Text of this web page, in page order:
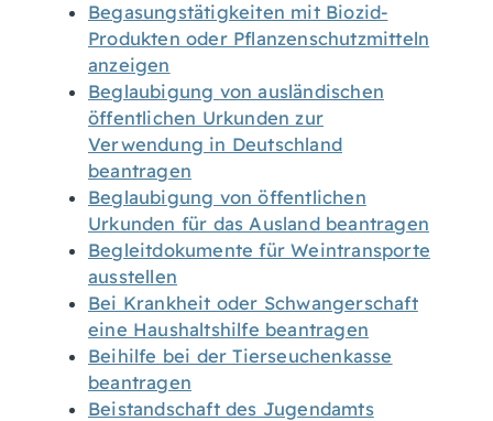
Begasungstätigkeiten mit Biozid-
Produkten oder Pflanzenschutzmitteln
anzeigen
Beglaubigung von ausländischen
öffentlichen Urkunden zur
Verwendung in Deutschland
beantragen
Beglaubigung von öffentlichen
Urkunden für das Ausland beantragen
Begleitdokumente für Weintransporte
ausstellen
Bei Krankheit oder Schwangerschaft
eine Haushaltshilfe beantragen
Beihilfe bei der Tierseuchenkasse
beantragen
Beistandschaft des Jugendamts